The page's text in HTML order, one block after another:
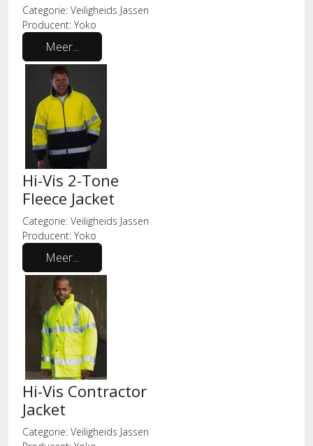
Categorie: Veiligheids Jassen
Producent: Yoko
Meer...
Hi-Vis 2-Tone
Fleece Jacket
Categorie: Veiligheids Jassen
Producent: Yoko
Meer...
Hi-Vis Contractor
Jacket
Categorie: Veiligheids Jassen